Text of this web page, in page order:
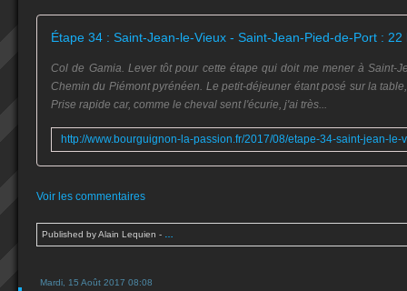
Col de Gamia. Lever tôt pour cette étape qui doit me mener à Saint-
Chemin du Piémont pyrénéen. Le petit-déjeuner étant posé sur la
Prise rapide car, comme le cheval sent l'écurie, j'ai très...
Voir les commentaires
Published by Alain Lequien -
Mardi, 15 Août 2017 08:08